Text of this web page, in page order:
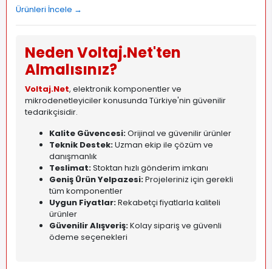
Ürünleri İncele →
Neden Voltaj.Net'ten
Almalısınız?
Voltaj.Net, elektronik komponentler ve
mikrodenetleyiciler konusunda Türkiye'nin güvenilir
tedarikçisidir.
Kalite Güvencesi:Orijinal ve güvenilir ürünler
Teknik Destek:Uzman ekip ile çözüm ve
danışmanlık
Teslimat:Stoktan hızlı gönderim imkanı
Geniş Ürün Yelpazesi:Projeleriniz için gerekli
tüm komponentler
Uygun Fiyatlar:Rekabetçi fiyatlarla kaliteli
ürünler
Güvenilir Alışveriş:Kolay sipariş ve güvenli
ödeme seçenekleri